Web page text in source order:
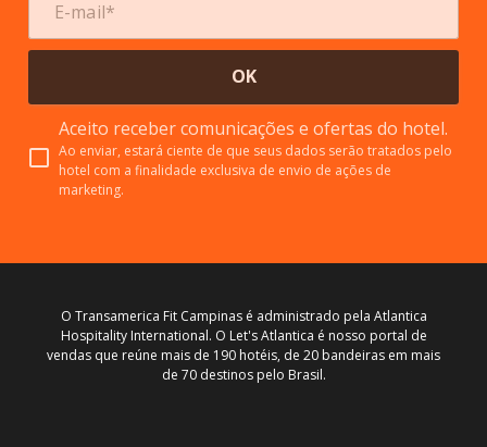
OK
Aceito receber comunicações e ofertas do hotel.
Ao enviar, estará ciente de que seus dados serão tratados pelo
hotel com a finalidade exclusiva de envio de ações de
marketing.
O Transamerica Fit Campinas é administrado pela Atlantica
Hospitality International. O Let's Atlantica é nosso portal de
vendas que reúne mais de 190 hotéis, de 20 bandeiras em mais
de 70 destinos pelo Brasil.